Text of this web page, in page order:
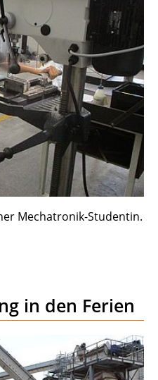
Mechatronik-Studentin.
in den Ferien